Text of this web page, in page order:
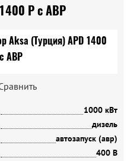
P с АВР
1000 кВт
дизель
автозапуск (авр)
400 В